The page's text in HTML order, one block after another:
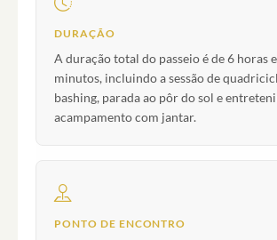
DURAÇÃO
A duração total do passeio é de 6 horas
minutos, incluindo a sessão de
bashing, parada ao pôr do sol e
acampamento com jantar.
PONTO DE ENCONTRO